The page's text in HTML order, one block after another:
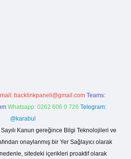
backlinkpaneli@gmail.com Teams:
Whatsapp: 0262 606 0 726 Telegram:
@karabul
Kanun gereğince Bilgi Teknolojileri ve
onaylanmış bir Yer Sağlayıcı olarak
sitedeki içerikleri proaktif olarak